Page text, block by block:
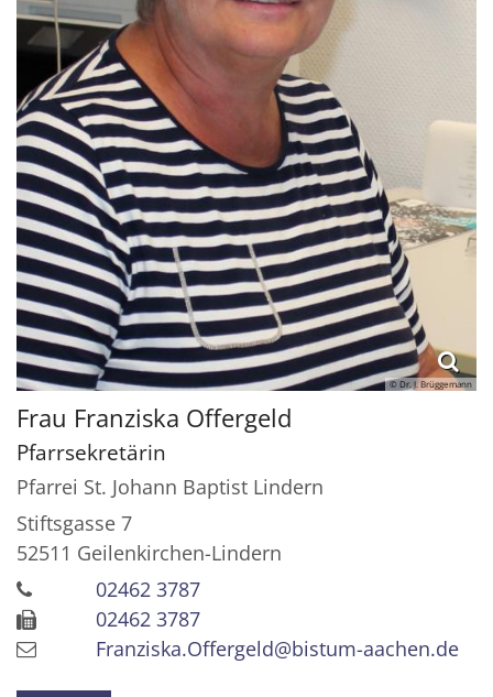
© Dr. J. Brüggemann
Frau Franziska Offergeld
Pfarrsekretärin
Pfarrei St. Johann Baptist Lindern
Stiftsgasse 7
52511 Geilenkirchen-Lindern
02462 3787
02462 3787
Franziska.Offergeld@bistum-aachen.de